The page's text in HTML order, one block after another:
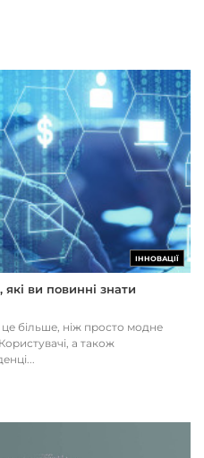
ІННОВАЦІЇ
які ви повинні знати
це більше, ніж просто модне
а також